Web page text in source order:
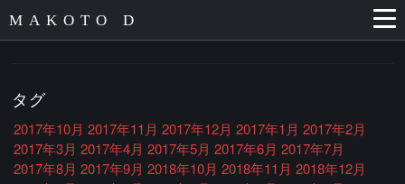
MAKOTO D
タグ
2017年10月 2017年11月 2017年12月 2017年1月 2017年2月
2017年3月 2017年4月 2017年5月 2017年6月 2017年7月
2017年8月 2017年9月 2018年10月 2018年11月 2018年12月